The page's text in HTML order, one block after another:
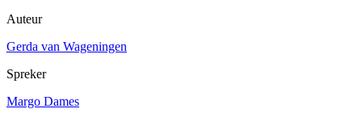
Auteur
Gerda van Wageningen
Spreker
Margo Dames